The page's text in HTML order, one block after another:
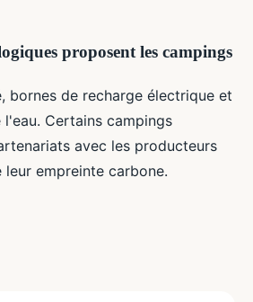
proposent les campings
bornes de recharge électrique et
l'eau. Certains campings
avec les producteurs
empreinte carbone.